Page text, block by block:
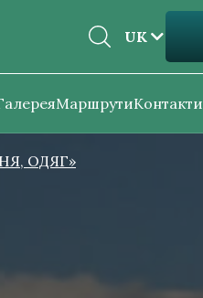
UK
EN
МаршрутиКонтакти
ОДЯГ»